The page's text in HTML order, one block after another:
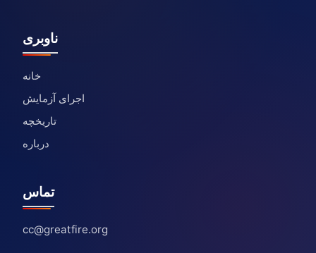
ناوبری
خانه
اجرای آزمایش
تاریخچه
درباره
تماس
cc@greatfire.org